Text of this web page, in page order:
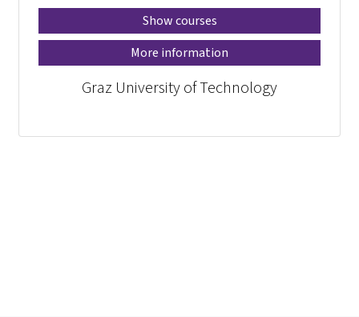
Show courses
More information
Graz University of Technology